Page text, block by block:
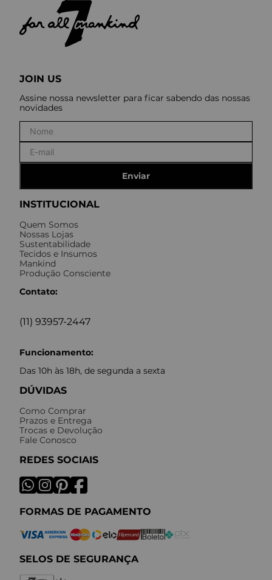
INSTITUCIONAL
Quem Somos
Nossas Lojas
Sustentabilidade
Tecidos e Insumos
Mankind
Produção Consciente
Contato:
(11) 93957-2447
Funcionamento:
Das 10h às 18h, de segunda a sexta
DÚVIDAS
Como Comprar
Prazos e Entrega
Trocas e Devolução
Fale Conosco
REDES SOCIAIS
FORMAS DE PAGAMENTO
SELOS DE SEGURANÇA
JOIN US
Assine nossa newsletter para ficar sabendo das nossas
novidades
Enviar